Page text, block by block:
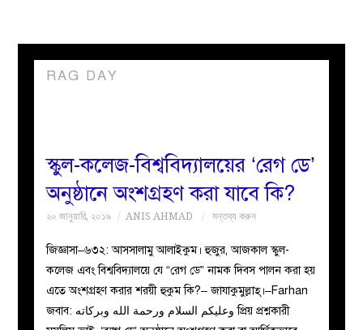
প্রবন্ধ
পাতা
মজলিস
প্রশ্ন
RAG DAY
স্কুল-কলেজ-বিশ্ববিদ্যালয়ের ‘রেগ ডে’
অনুষ্ঠানে অংশগ্রহণ করা যা‌বে কি?
২০ জানুয়ারি, ২০১৯ ANIS AHMAD মন্তব্য করুন
জিজ্ঞাসা–৬৩২: আসসালামু আলাইকুম। হুজুর, আজকাল স্কুল-
কলেজ এবং বিশ্ববিদ্যালয়ে যে “রেগ ডে” নামক দিবস পালন করা হয়
এতে অংশগ্রহণ করার শরয়ী হুকুম কি?– জাযাকুমুল্লাহ্।–Farhan
জবাব: وعليكم السلام ورحمة الله وبركاته প্রিয় প্রশ্নকারী